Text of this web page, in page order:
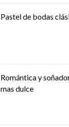
Pastel de bodas
Romántica y
mas dulce